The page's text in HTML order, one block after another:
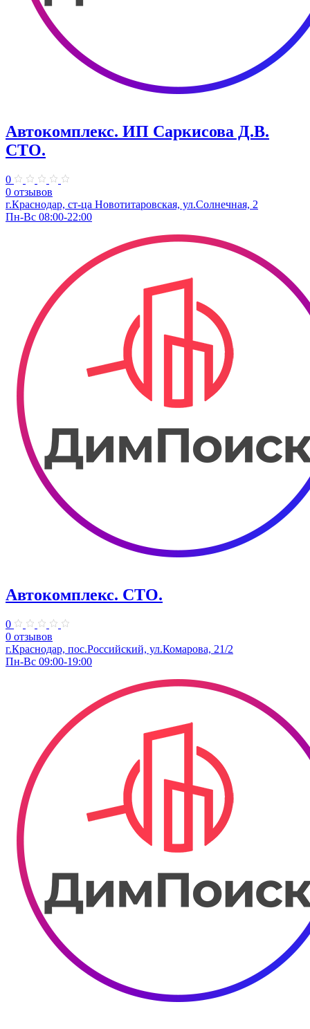
Автокомплекс. ИП Саркисова Д.В.
СТО.
0
0 отзывов
г.Краснодар, ст-ца Новотитаровская, ул.Солнечная, 2
Пн-Вс 08:00-22:00
Автокомплекс. СТО.
0
0 отзывов
г.Краснодар, пос.Российский, ул.Комарова, 21/2
Пн-Вс 09:00-19:00